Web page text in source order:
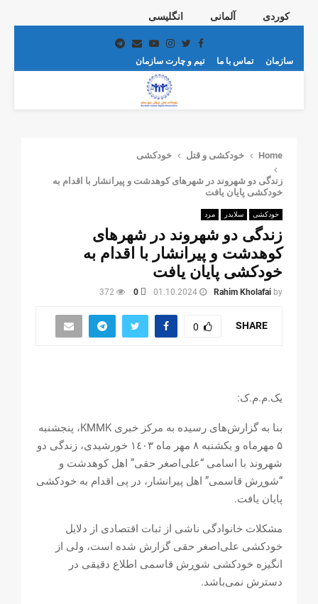
کوردی آلمانی انگلیسی
Facebook
Twitter
Instagram
Youtube
Email
Telegram
سازمان تماس با ما تیم و چارت سازمان
Home خودکشی و قتل خودکشی
زندگی دو شهروند در شهر‌های کوهدشت و پیرانشار با اقدام به
خودکشی پایان یافت
خودکشی سلایدر مرد
زندگی دو شهروند در شهر‌های
کوهدشت و پیرانشار با اقدام به
خودکشی پایان یافت
by
Rahim Kholafai
01.10.2024
0
372
SHARE
0
یک.م.م.ک:
بنا بە گزارش‌های رسیدە بە مرکز خبری KMMK، پنجشنبە
۵ مهرماە و یکشنبە ٨ مهر ماە ۱٤۰۳ خورشیدی، زندگی دو
شهروند با اسامی “علی‌اصغر حقی” اهل کوهدشت و
“شوڕش قاسمی” اهل پیرانشار، در پی اقدام به خودکشی
پایان یافت.
مشکلات خانوادگی ناشی از ثبات اقتصادی از دلایل
خودکشی علی‌‌‌اصغر حقی گزارش شده است، ولی از
انگیزه خودکشی شوڕش قاسمی اطلاع دقیقی در
دسترش نمی‌باشد.